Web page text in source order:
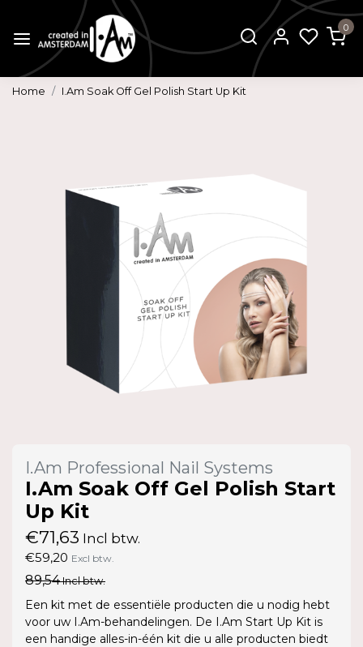
0
Home I.Am Soak Off Gel Polish Start Up Kit
I.Am Professional Nail Systems
I.Am Soak Off Gel Polish Start
Up Kit
€71,63 Incl btw.
€59,20 Excl btw.
89,54Incl btw.
Een kit met de essentiële producten die u nodig hebt
voor uw I.Am-behandelingen. De I.Am Start Up Kit is
een handige alles-in-één kit die u alle producten biedt